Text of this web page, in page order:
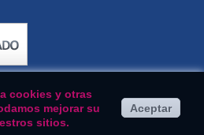
cookies y otras
mejorar su
sitios.
Aceptar